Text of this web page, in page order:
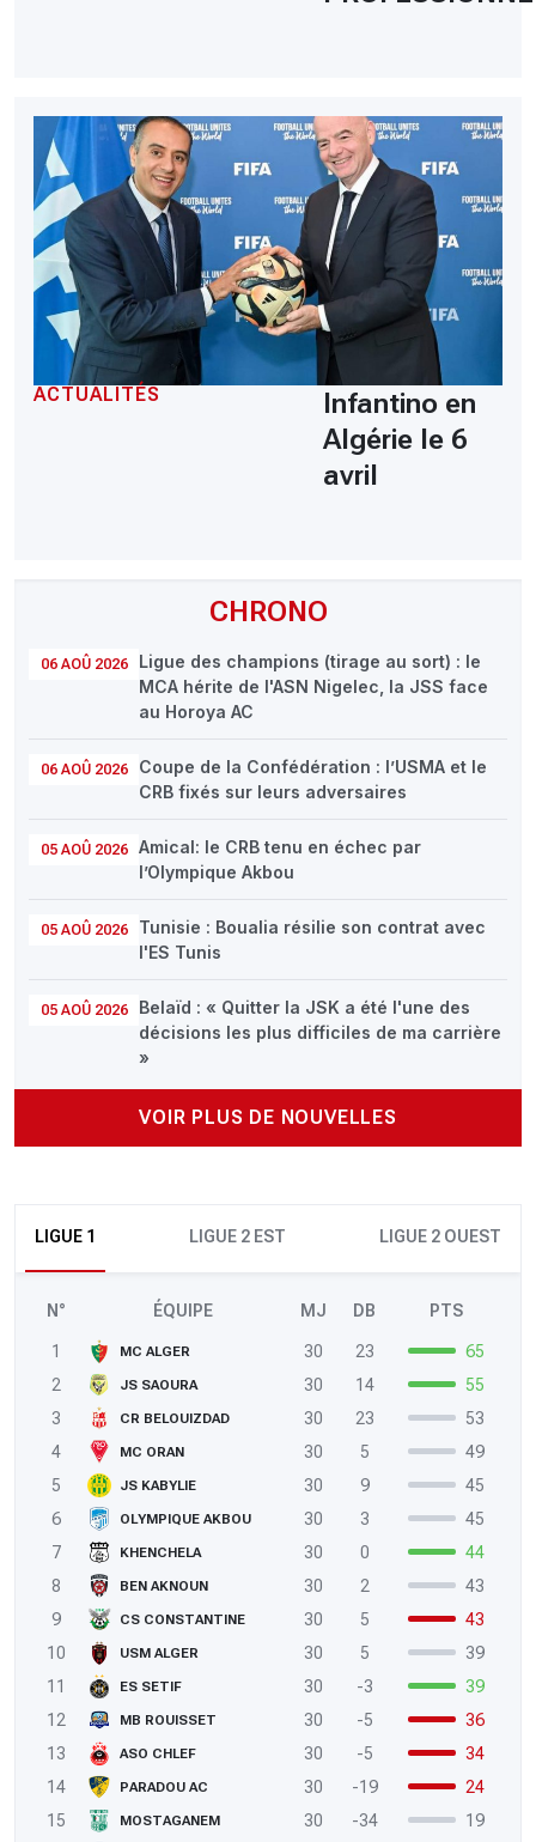
CHRONO
06 AOÛ 2026
Ligue des champions (tirage au sort) : le
MCA hérite de l'ASN Nigelec, la JSS face
au Horoya AC
06 AOÛ 2026
Coupe de la Confédération : l’USMA et le
CRB fixés sur leurs adversaires
05 AOÛ 2026
Amical: le CRB tenu en échec par
l’Olympique Akbou
05 AOÛ 2026
Tunisie : Boualia résilie son contrat avec
l'ES Tunis
05 AOÛ 2026
Belaïd : « Quitter la JSK a été l'une des
décisions les plus difficiles de ma carrière
»
VOIR PLUS DE NOUVELLES
LIGUE 1 LIGUE 2 EST LIGUE 2 OUEST
N° ÉQUIPE MJ DB PTS
1 MC ALGER 30 23
65
2
JS SAOURA 30 14
55
3
CR BELOUIZDAD 30 23
53
4
MC ORAN 30 5
49
5
JS KABYLIE 30 9
45
6
OLYMPIQUE AKBOU 30 3
45
7
KHENCHELA 30 0
44
8
BEN AKNOUN 30 2
43
9
CS CONSTANTINE 30 5
43
10
USM ALGER 30 5
39
11
ES SETIF 30 -3
39
12
MB ROUISSET 30 -5
36
13
ASO CHLEF 30 -5
34
14
PARADOU AC 30 -19
24
15
MOSTAGANEM 30 -34
19
ACTUALITÉS
Infantino en
Algérie le 6
avril